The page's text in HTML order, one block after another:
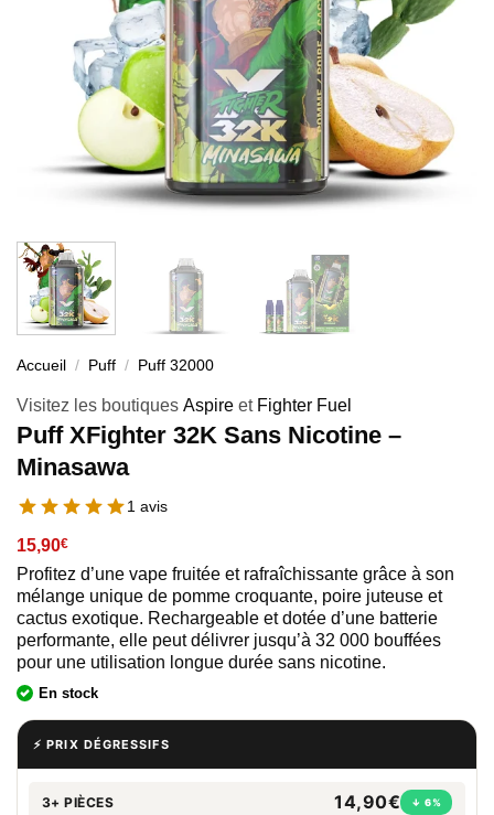
Accueil / Puff / Puff 32000
Visitez les boutiques Aspire et Fighter Fuel
Puff XFighter 32K Sans Nicotine –
Minasawa
1 avis
15,90€
Profitez d’une vape fruitée et rafraîchissante grâce à son
mélange unique de pomme croquante, poire juteuse et
cactus exotique. Rechargeable et dotée d’une batterie
performante, elle peut délivrer jusqu’à 32 000 bouffées
pour une utilisation longue durée sans nicotine.
En stock
⚡ PRIX DÉGRESSIFS
3+ PIÈCES 14,90€ ↓ 6%